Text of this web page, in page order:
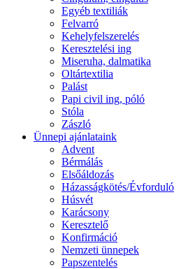
Egyéb textiliák
Felvarró
Kehelyfelszerelés
Keresztelési ing
Miseruha, dalmatika
Oltártextilia
Palást
Papi civil ing, póló
Stóla
Zászló
Ünnepi ajánlataink
Advent
Bérmálás
Elsőáldozás
Házasságkötés/Évforduló
Húsvét
Karácsony
Keresztelő
Konfirmáció
Nemzeti ünnepek
Papszentelés